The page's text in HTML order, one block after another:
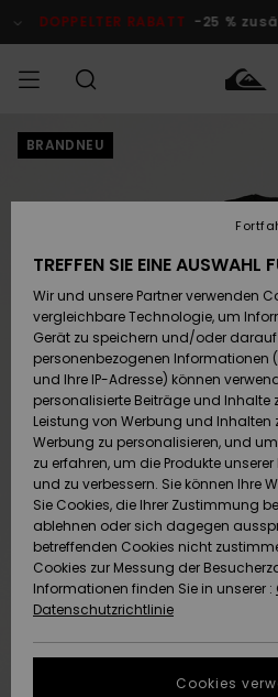
Produktinformation
DOPPELTER RABATT -25 %
MÄNNER
Schuhe&
Flip-Flops
Surf
Snow
Brandneu
Schuhe&
Flip-Flops
Surf
Snow
Brandneu
FRAUEN
Brandneu
Snow
SURF
Kinder
Highlights
SNOW
Snow
Kinder
Snow
Damen
Highlights
DOPPELTER
RABATT
KINDER
Outlet
Frauen
HILFE & KONTAKT
Retouren
Bezahlung
Quiksilver
Freedom
Datenschutz
Starten Sie
NACHHALTIGKEIT
SHOPS
BRANDNEU
TREFFEN SIE EINE AUSWAHL
Wir und unsere Partner verwenden
vergleichbare Technologie, um
Gerät zu speichern und/oder darauf
personenbezogenen Informationen
und Ihre IP-Adresse) können
personalisierte Beiträge und Inhalte
Leistung von Werbung und Inhalten
Werbung zu personalisieren, und
zu erfahren, um die Produkte
und zu verbessern. Sie können Ihre
Sie Cookies, die Ihrer Zustimmung
ablehnen oder sich dagegen
betreffenden Cookies nicht
Cookies zur Messung der
Informationen finden Sie in unserer :
Datenschutzrichtlinie
Cookies